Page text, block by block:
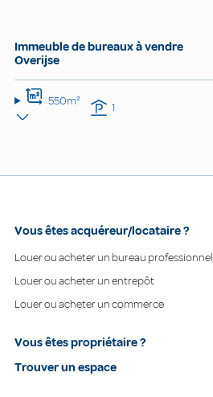
Immeuble de bureaux à vendre
Overijse
550m² 1
Vous êtes acquéreur/locataire ?
Louer ou acheter un bureau professionnel
Louer ou acheter un entrepôt
Louer ou acheter un commerce
Vous êtes propriétaire ?
Trouver un espace